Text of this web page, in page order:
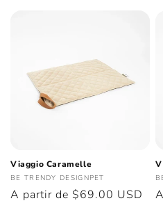
Viaggio Caramelle
Proveedor:
BE TRENDY DESIGNPET
Precio
A partir de $69.00 USD